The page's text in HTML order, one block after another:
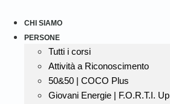
contenuto
CHI SIAMO
PERSONE
Tutti i corsi
Attività a Riconoscimento
50&50 | COCO Plus
Giovani Energie | F.O.R.T.I. Up